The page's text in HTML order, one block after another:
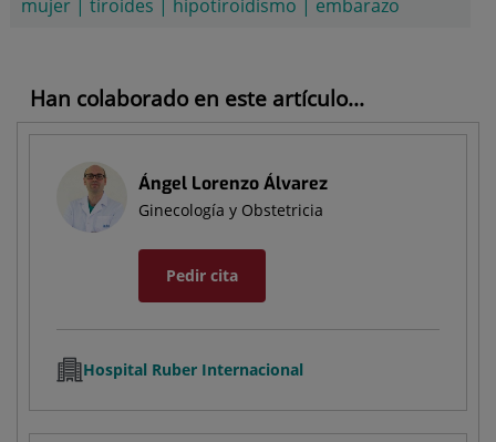
mujer| tiroides | hipotiroidismo | embarazo
Han colaborado en este artículo...
Ángel Lorenzo Álvarez
Ginecología y Obstetricia
Pedir cita
Hospital Ruber Internacional